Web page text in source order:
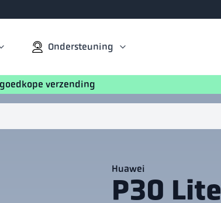
Ondersteuning
verzending
Huawei
P30 Lite